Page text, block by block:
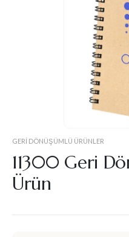
GERI DÖNÜŞÜMLÜ ÜRÜNLER
11300 Geri
Ürün